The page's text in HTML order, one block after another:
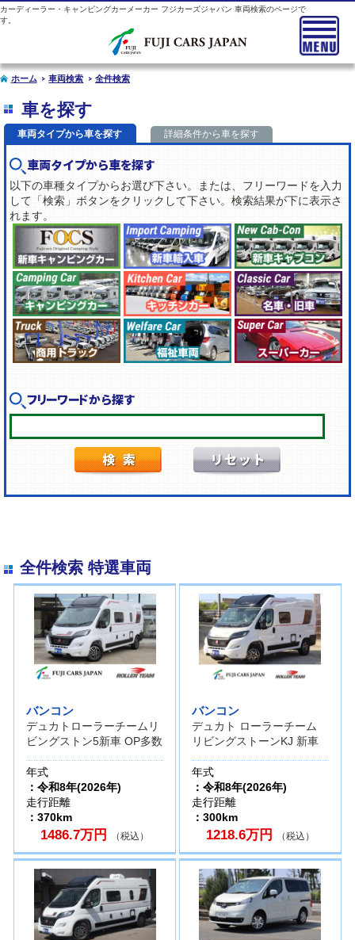
カーディーラー・キャンピングカーメーカー フジカーズジャパン 車両検索のページで
す。
ホーム 車両検索 全件検索
車を探す
車両タイプから車を探す 詳細条件から車を探す
車両タイプから車を探す
以下の車種タイプからお選び下さい。または、フリーワードを入力
して「検索」ボタンをクリックして下さい。検索結果が下に表示さ
れます。
フリーワードから探す
全件検索 特選車両
バンコン
デュカトローラーチームリ
ビングストン5新車 OP多数
年式
：令和8年(2026年)
走行距離
：370km
1486.7万円 （税込）
バンコン
デュカト ローラーチーム
リビングストーンKJ 新車
年式
：令和8年(2026年)
走行距離
：300km
1218.6万円 （税込）